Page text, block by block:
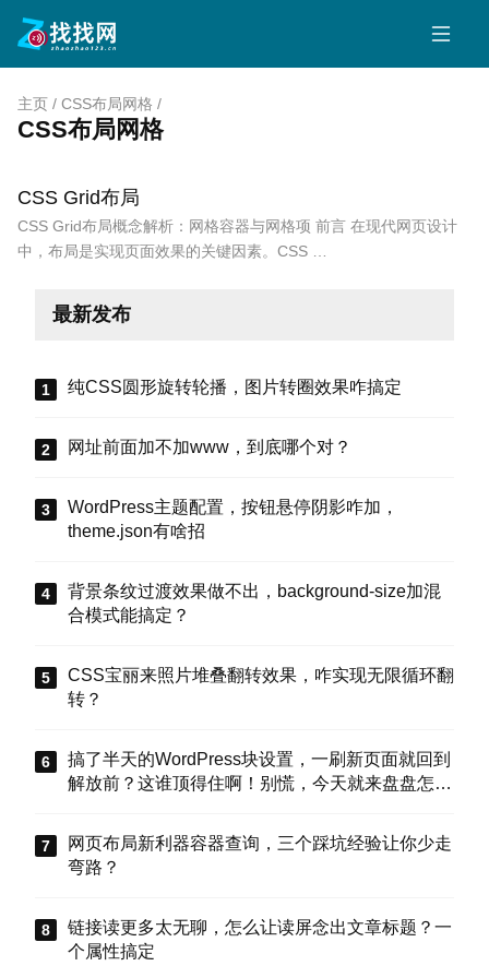
主页 / CSS布局网格 /
CSS布局网格
CSS Grid布局
CSS Grid布局概念解析：网格容器与网格项 前言 在现代网页设计
中，布局是实现页面效果的关键因素。CSS …
最新发布
纯CSS圆形旋转轮播，图片转圈效果咋搞定
网址前面加不加www，到底哪个对？
WordPress主题配置，按钮悬停阴影咋加，
theme.json有啥招
背景条纹过渡效果做不出，background-size加混
合模式能搞定？
CSS宝丽来照片堆叠翻转效果，咋实现无限循环翻
转？
搞了半天的WordPress块设置，一刷新页面就回到
解放前？这谁顶得住啊！别慌，今天就来盘盘怎么
车”。
网页布局新利器容器查询，三个踩坑经验让你少走
弯路？
链接读更多太无聊，怎么让读屏念出文章标题？一
个属性搞定